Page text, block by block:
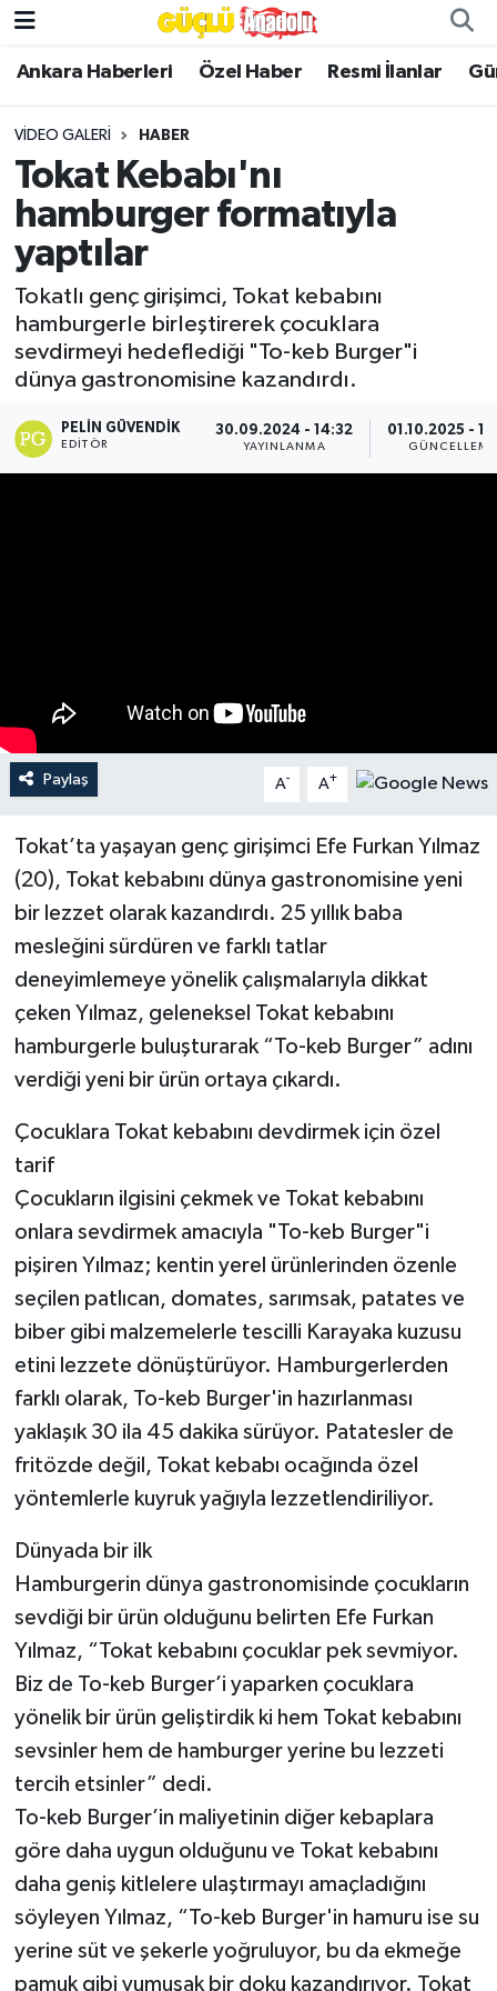
Ankara Haberleri Özel Haber Resmi İlanlar
VIDEO GALERI HABER
Tokat Kebabı'nı
hamburger formatıyla
yaptılar
Tokatlı genç girişimci, Tokat kebabını
hamburgerle birleştirerek çocuklara
sevdirmeyi hedeflediği "To-keb Burger"i
dünya gastronomisine kazandırdı.
PELIN GÜVENDIK
EDITÖR
30.09.2024 - 14:32
YAYINLANMA
01.10.2025 -
GÜNCELLEME
Paylaş A- A+
Tokat’ta yaşayan genç girişimci Efe Furkan Yılmaz
(20), Tokat kebabını dünya gastronomisine yeni
bir lezzet olarak kazandırdı. 25 yıllık baba
mesleğini sürdüren ve farklı tatlar
deneyimlemeye yönelik çalışmalarıyla dikkat
çeken Yılmaz, geleneksel Tokat kebabını
hamburgerle buluşturarak “To-keb Burger” adını
verdiği yeni bir ürün ortaya çıkardı.
Çocuklara Tokat kebabını devdirmek için özel
tarif
Çocukların ilgisini çekmek ve Tokat kebabını
onlara sevdirmek amacıyla "To-keb Burger"i
pişiren Yılmaz; kentin yerel ürünlerinden özenle
seçilen patlıcan, domates, sarımsak, patates ve
biber gibi malzemelerle tescilli Karayaka kuzusu
etini lezzete dönüştürüyor. Hamburgerlerden
farklı olarak, To-keb Burger'in hazırlanması
yaklaşık 30 ila 45 dakika sürüyor. Patatesler de
fritözde değil, Tokat kebabı ocağında özel
yöntemlerle kuyruk yağıyla lezzetlendiriliyor.
Dünyada bir ilk
Hamburgerin dünya gastronomisinde çocukların
sevdiği bir ürün olduğunu belirten Efe Furkan
Yılmaz, “Tokat kebabını çocuklar pek sevmiyor.
Biz de To-keb Burger’i yaparken çocuklara
yönelik bir ürün geliştirdik ki hem Tokat kebabını
sevsinler hem de hamburger yerine bu lezzeti
tercih etsinler” dedi.
To-keb Burger’in maliyetinin diğer kebaplara
göre daha uygun olduğunu ve Tokat kebabını
daha geniş kitlelere ulaştırmayı amaçladığını
söyleyen Yılmaz, “To-keb Burger'in hamuru ise su
yerine süt ve şekerle yoğruluyor, bu da ekmeğe
pamuk gibi yumuşak bir doku kazandırıyor. Tokat
Özel Haber
Ankara Haberleri
Resmi İlanlar
Ekonomi
Gündem
Asayiş
Dünya
Eğitim
Hava Durumu
Kim kimdir?
Kültür Sanat
Sağlık
Siyaset